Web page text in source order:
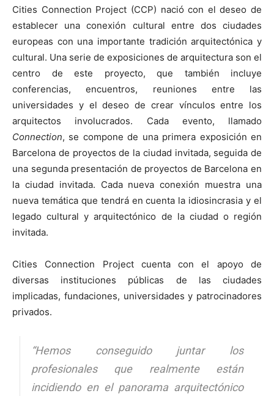
Cities Connection Project (CCP) nació con el deseo de
establecer una conexión cultural entre dos ciudades
europeas con una importante tradición arquitectónica y
cultural. Una serie de exposiciones de arquitectura son el
centro de este proyecto, que también incluye
conferencias, encuentros, reuniones entre las
universidades y el deseo de crear vínculos entre los
arquitectos involucrados. Cada evento, llamado
Connection, se compone de una primera exposición en
Barcelona de proyectos de la ciudad invitada, seguida de
una segunda presentación de proyectos de Barcelona en
la ciudad invitada. Cada nueva conexión muestra una
nueva temática que tendrá en cuenta la idiosincrasia y el
legado cultural y arquitectónico de la ciudad o región
invitada.
Cities Connection Project cuenta con el apoyo de
diversas instituciones públicas de las ciudades
implicadas, fundaciones, universidades y patrocinadores
privados.
“Hemos conseguido juntar los
profesionales que realmente están
incidiendo en el panorama arquitectónico